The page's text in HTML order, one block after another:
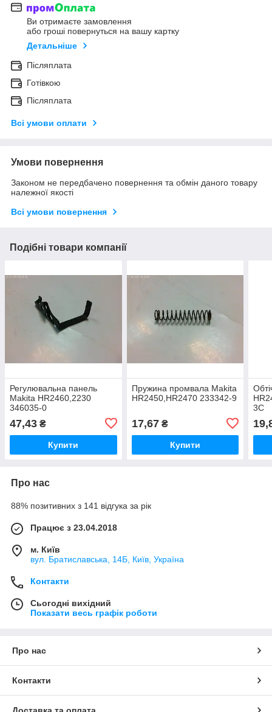
Ви отримаєте замовлення
або гроші повернуться на вашу картку
Детальніше
Післяплата
Готівкою
Післяплата
Всі умови оплати
Умови повернення
Законом не передбачено повернення та обмін даного товару
належної якості
Всі умови повернення
Подібні товари компанії
Регулювальна панель
Makita HR2460,2230
346035-0
47,43 ₴
Купити
Пружина промвала Makita
HR2450,HR2470 233342-9
17,67₴
Купити
3C
Про нас
88% позитивних з 141 відгука за рік
Працює з 23.04.2018
м. Київ
вул. Братиславська, 14Б, Київ, Україна
Контакти
Сьогодні вихідний
Показати весь графік роботи
Про нас
Контакти